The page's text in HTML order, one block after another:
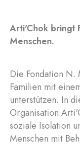
Arti'Chok bringt
Menschen.
Die Fondation N.
Familien mit
unterstützen. In
Organisation
soziale Isolation
Menschen mit